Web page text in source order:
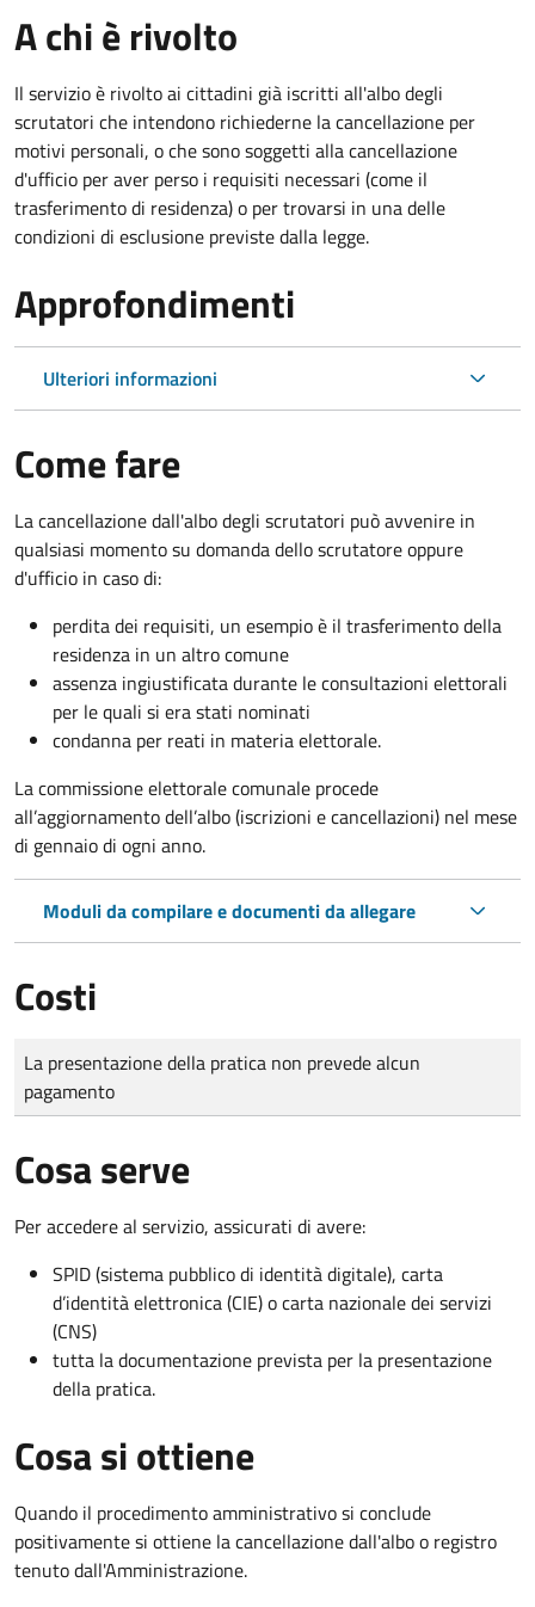
A chi è rivolto
Il servizio è rivolto ai cittadini già iscritti all'albo degli
scrutatori che intendono richiederne la cancellazione per
motivi personali, o che sono soggetti alla cancellazione
d'ufficio per aver perso i requisiti necessari (come il
trasferimento di residenza) o per trovarsi in una delle
condizioni di esclusione previste dalla legge.
Approfondimenti
Ulteriori informazioni
Come fare
La cancellazione dall'albo degli scrutatori può avvenire in
qualsiasi momento su domanda dello scrutatore oppure
d'ufficio in caso di:
perdita dei requisiti, un esempio è il trasferimento della
residenza in un altro comune
assenza ingiustificata durante le consultazioni elettorali
per le quali si era stati nominati
condanna per reati in materia elettorale.
La commissione elettorale comunale procede
all’aggiornamento dell’albo (iscrizioni e cancellazioni) nel mese
di gennaio di ogni anno.
Moduli da compilare e documenti da allegare
Costi
Tipo di pagamento
Importo
La presentazione della pratica non prevede alcun
pagamento
Cosa serve
Per accedere al servizio, assicurati di avere:
SPID (sistema pubblico di identità digitale), carta
d’identità elettronica (CIE) o carta nazionale dei servizi
(CNS)
tutta la documentazione prevista per la presentazione
della pratica.
Cosa si ottiene
Quando il procedimento amministrativo si conclude
positivamente si ottiene la cancellazione dall'albo o registro
tenuto dall'Amministrazione.